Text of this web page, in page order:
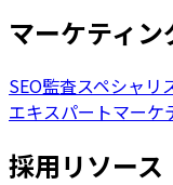
マーケティ
SEO監査スペシャリ
エキスパートマーケ
採用リソース